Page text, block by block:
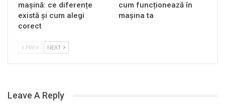
mașină: ce diferențe
există și cum alegi
corect
cum funcționează în
mașina ta
PREV NEXT
Leave A Reply